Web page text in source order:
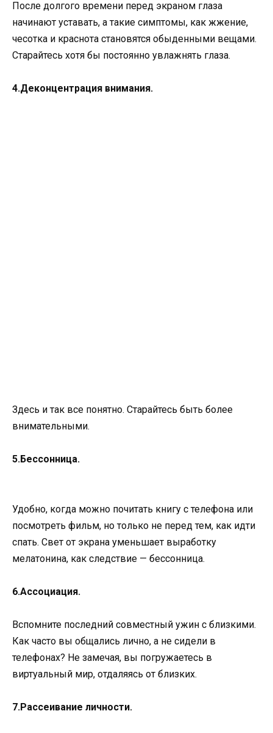
После долгого времени перед экраном глаза
начинают уставать, а такие симптомы, как жжение,
чесотка и краснота становятся обыденными вещами.
Старайтесь хотя бы постоянно увлажнять глаза.
4.Деконцентрация внимания.
Здесь и так все понятно. Старайтесь быть более
внимательными.
5.Бессонница.
Удобно, когда можно почитать книгу с телефона или
посмотреть фильм, но только не перед тем, как идти
спать. Свет от экрана уменьшает выработку
мелатонина, как следствие — бессонница.
6.Ассоциация.
Вспомните последний совместный ужин с близкими.
Как часто вы общались лично, а не сидели в
телефонах? Не замечая, вы погружаетесь в
виртуальный мир, отдаляясь от близких.
7.Рассеивание личности.